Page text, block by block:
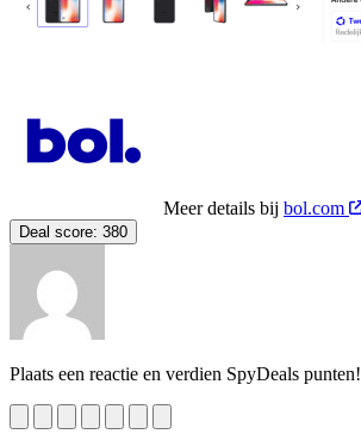
Meer details bij bol.com
Deal score: 380
Plaats een reactie en verdien SpyDeals punten!